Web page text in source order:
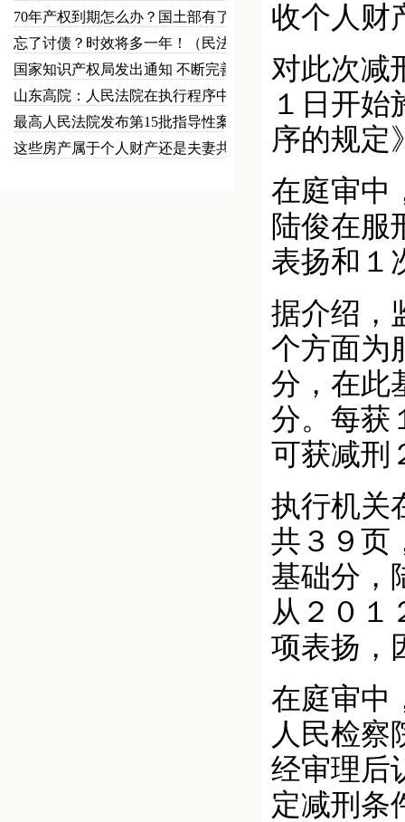
70年产权到期怎么办？国土部有了…
忘了讨债？时效将多一年！（民法草…
国家知识产权局发出通知 不断完善…
山东高院：人民法院在执行程序中可…
最高人民法院发布第15批指导性案…
这些房产属于个人财产还是夫妻共同…
收个人财
对此次减
１日开
序的规定
在庭审中
陆俊在服
表扬和１
据介绍，
个方面为
分，在此
分。每获
可获减刑
执行机关
共３９页
基础分，
从２０１
项表扬，
在庭审中
人民检察
经审理后
定减刑条